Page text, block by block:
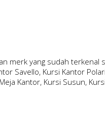
merk yang sudah terkenal
Savello, Kursi Kantor
Kantor, Kursi Susun,